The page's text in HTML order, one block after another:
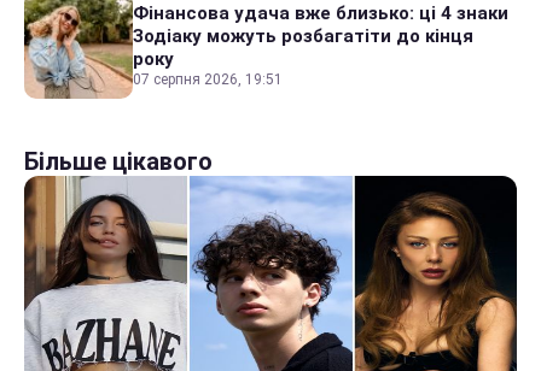
Фінансова удача вже близько: ці 4 знаки
Зодіаку можуть розбагатіти до кінця
року
07 серпня 2026, 19:51
Більше цікавого